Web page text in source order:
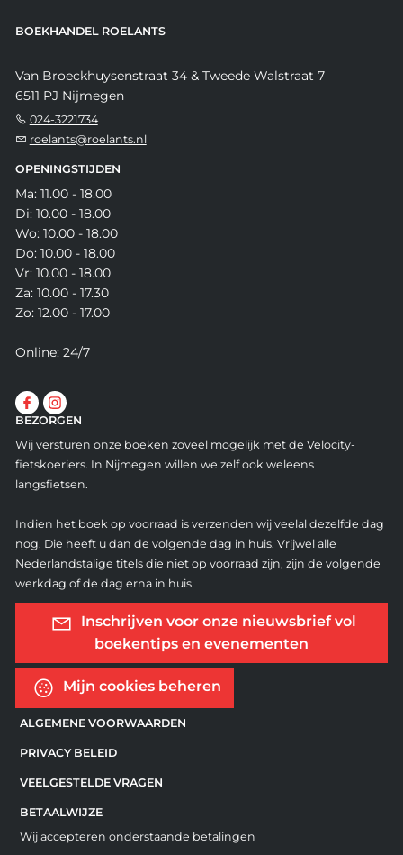
BOEKHANDEL ROELANTS
Van Broeckhuysenstraat 34 & Tweede Walstraat 7
6511 PJ Nijmegen
024-3221734
roelants@roelants.nl
OPENINGSTIJDEN
Ma: 11.00 - 18.00
Di: 10.00 - 18.00
Wo: 10.00 - 18.00
Do: 10.00 - 18.00
Vr: 10.00 - 18.00
Za: 10.00 - 17.30
Zo: 12.00 - 17.00
Online: 24/7
BEZORGEN
Wij versturen onze boeken zoveel mogelijk met de Velocity-
fietskoeriers. In Nijmegen willen we zelf ook weleens
langsfietsen.
Indien het boek op voorraad is verzenden wij veelal dezelfde dag
nog. Die heeft u dan de volgende dag in huis. Vrijwel alle
Nederlandstalige titels die niet op voorraad zijn, zijn de volgende
werkdag of de dag erna in huis.
Inschrijven voor onze nieuwsbrief vol
boekentips en evenementen
Mijn cookies beheren
ALGEMENE VOORWAARDEN
PRIVACY BELEID
VEELGESTELDE VRAGEN
BETAALWIJZE
Wij accepteren onderstaande betalingen